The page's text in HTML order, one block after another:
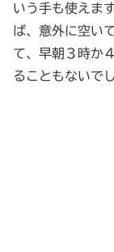
いう手も使えま
ば、意外に空い
て、早朝３時か
ることもないで